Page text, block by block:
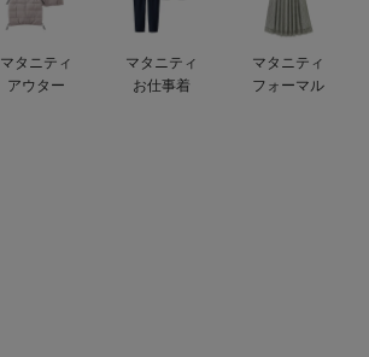
マタニティ
アウター
マタニティ
お仕事着
マタニティ
フォーマル